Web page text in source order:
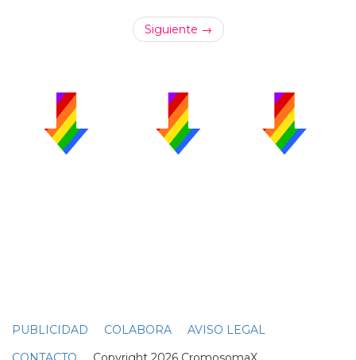
Siguiente →
PUBLICIDAD COLABORA
AVISO LEGAL